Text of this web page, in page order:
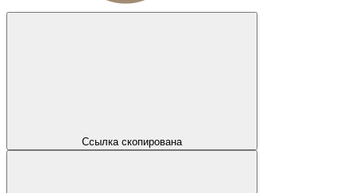
Ссылка скопирована